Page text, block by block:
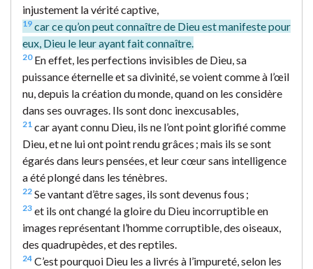
injustement la vérité captive,
19 car ce qu’on peut connaître de Dieu est manifeste pour
eux, Dieu le leur ayant fait connaître.
20En effet, les perfections invisibles de Dieu, sa
puissance éternelle et sa divinité, se voient comme à l’œil
nu, depuis la création du monde, quand on les considère
dans ses ouvrages. Ils sont donc inexcusables,
21 car ayant connu Dieu, ils ne l’ont point glorifié comme
Dieu, et ne lui ont point rendu grâces ; mais ils se sont
égarés dans leurs pensées, et leur cœur sans intelligence
a été plongé dans les ténèbres.
22 Se vantant d’être sages, ils sont devenus fous ;
23 et ils ont changé la gloire du Dieu incorruptible en
images représentant l’homme corruptible, des oiseaux,
des quadrupèdes, et des reptiles.
24 C’est pourquoi Dieu les a livrés à l’impureté, selon les